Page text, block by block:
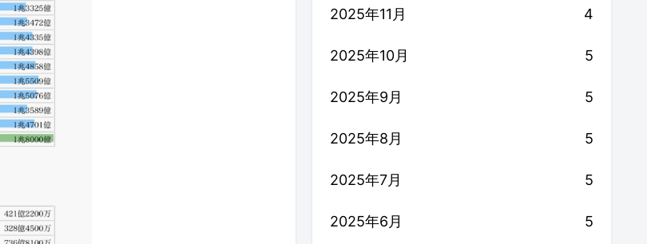
2025年11月 4
2025年10月 5
2025年9月 5
2025年8月 5
2025年7月 5
2025年6月 5